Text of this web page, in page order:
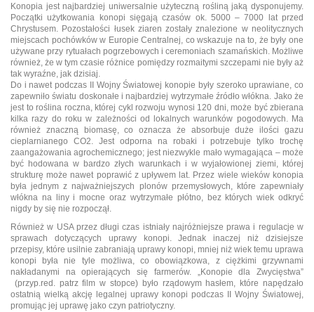
Konopia jest najbardziej uniwersalnie użyteczną rośliną jaką dysponujemy.
Początki użytkowania konopi sięgają czasów ok. 5000 – 7000 lat przed
Chrystusem. Pozostałości łusek ziaren zostały znalezione w neolitycznych
miejscach pochówków w Europie Centralnej, co wskazuje na to, że były one
używane przy rytuałach pogrzebowych i ceremoniach szamańskich. Możliwe
również, że w tym czasie różnice pomiędzy rozmaitymi szczepami nie były aż
tak wyraźne, jak dzisiaj.
Do i nawet podczas II Wojny Światowej konopie były szeroko uprawiane, co
zapewniło światu doskonałe i najbardziej wytrzymałe źródło włókna. Jako że
jest to roślina roczna, której cykl rozwoju wynosi 120 dni, może być zbierana
kilka razy do roku w zależności od lokalnych warunków pogodowych. Ma
również znaczną biomasę, co oznacza że absorbuje duże ilości gazu
cieplarnianego CO2. Jest odporna na robaki i potrzebuje tylko trochę
zaangażowania agrochemicznego; jest niezwykle mało wymagająca – może
być hodowana w bardzo złych warunkach i w wyjałowionej ziemi, której
strukturę może nawet poprawić z upływem lat. Przez wiele wieków konopia
była jednym z najważniejszych plonów przemysłowych, które zapewniały
włókna na liny i mocne oraz wytrzymałe płótno, bez których wiek odkryć
nigdy by się nie rozpoczął.
Również w USA przez długi czas istniały najróżniejsze prawa i regulacje w
sprawach dotyczących uprawy konopi. Jednak inaczej niż dzisiejsze
przepisy, które usilnie zabraniają uprawy konopi, mniej niż wiek temu uprawa
konopi była nie tyle możliwa, co obowiązkowa, z ciężkimi grzywnami
nakładanymi na opierających się farmerów. „Konopie dla Zwycięstwa”
(przyp.red. patrz film w stopce) było rządowym hasłem, które napędzało
ostatnią wielką akcję legalnej uprawy konopi podczas II Wojny Światowej,
promując jej uprawę jako czyn patriotyczny.